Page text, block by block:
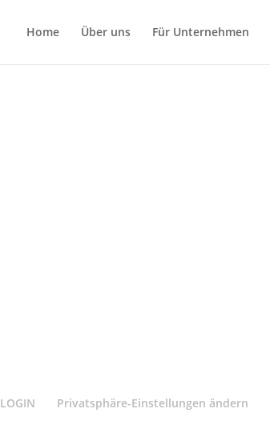
Home Über uns Für Unternehmen
LOGIN Privatsphäre-Einstellungen ändern